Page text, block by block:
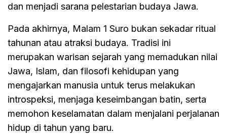
dan menjadi sarana pelestarian budaya Jawa.
Pada akhirnya, Malam 1 Suro bukan sekadar ritual
tahunan atau atraksi budaya. Tradisi ini
merupakan warisan sejarah yang memadukan nilai
Jawa, Islam, dan filosofi kehidupan yang
mengajarkan manusia untuk terus melakukan
introspeksi, menjaga keseimbangan batin, serta
memohon keselamatan dalam menjalani perjalanan
hidup di tahun yang baru.